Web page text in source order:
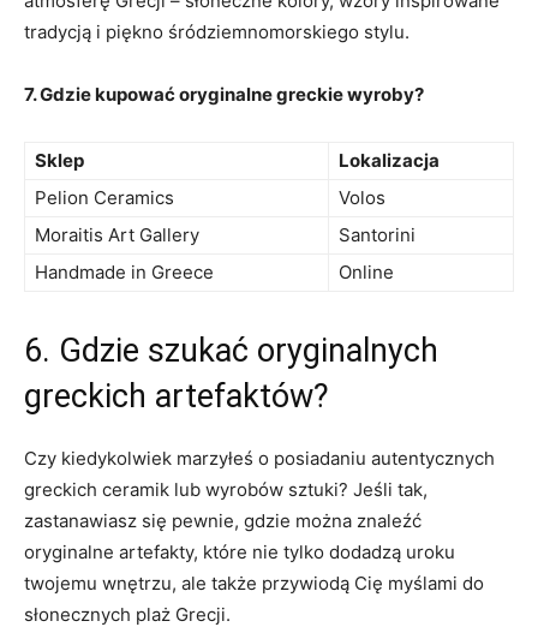
tradycją i piękno śródziemnomorskiego ‌stylu.
7. Gdzie⁢ kupować oryginalne greckie ⁣wyroby?
Sklep
Lokalizacja
Pelion Ceramics
Volos
Moraitis Art ⁤Gallery
Santorini
Handmade in⁣ Greece
Online
6. Gdzie szukać oryginalnych
⁣greckich artefaktów?
Czy kiedykolwiek⁢ marzyłeś o posiadaniu⁤ autentycznych
greckich ceramik lub wyrobów sztuki? Jeśli tak,
zastanawiasz się pewnie, gdzie‍ można znaleźć
oryginalne artefakty, które nie ⁤tylko dodadzą uroku
twojemu wnętrzu, ale także‍ przywiodą Cię myślami ‍do
słonecznych plaż Grecji.